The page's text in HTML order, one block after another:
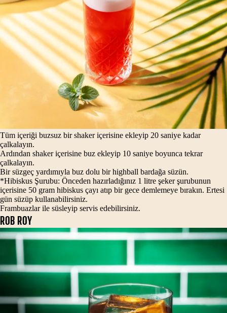
Tüm içeriği buzsuz bir shaker içerisine ekleyip 20 saniye kadar
çalkalayın.
Ardından shaker içerisine buz ekleyip 10 saniye boyunca tekrar
çalkalayın.
Bir süzgeç yardımıyla buz dolu bir highball bardağa süzün.
*Hibiskus Şurubu: Önceden hazırladığınız 1 litre şeker şurubunun
içerisine 50 gram hibiskus çayı atıp bir gece demlemeye bırakın. Ertesi
gün süzüp kullanabilirsiniz.
Frambuazlar ile süsleyip servis edebilirsiniz.
ROB ROY